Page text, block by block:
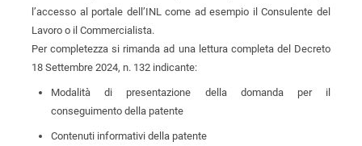
l’accesso al portale dell’INL come ad esempio il Consulente del
Lavoro o il Commercialista.
Per completezza si rimanda ad una lettura completa del Decreto
18 Settembre 2024, n. 132 indicante:
Modalità di presentazione della domanda per il
conseguimento della patente
Contenuti informativi della patente